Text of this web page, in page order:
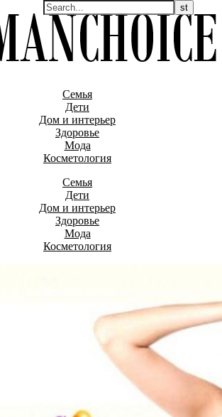
Семья
Дети
Дом и интерьер
Здоровье
Мода
Косметология
Семья
Дети
Дом и интерьер
Здоровье
Мода
Косметология